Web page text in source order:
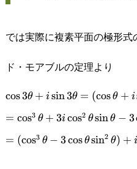
では実際に複素平面の極形式
ド・モアブルの定理より
\cos3\theta+i\sin3\theta=
(\cos\theta+i
\sin\theta)^3
cos3θ + isin3θ = (cosθ + i
3\cos\theta\sin^2\theta-
= cos3 θ + 3icos2 θ sinθ − 3
=(\cos^3\theta-
= (cos3 θ − 3cosθ sin2 θ) + i